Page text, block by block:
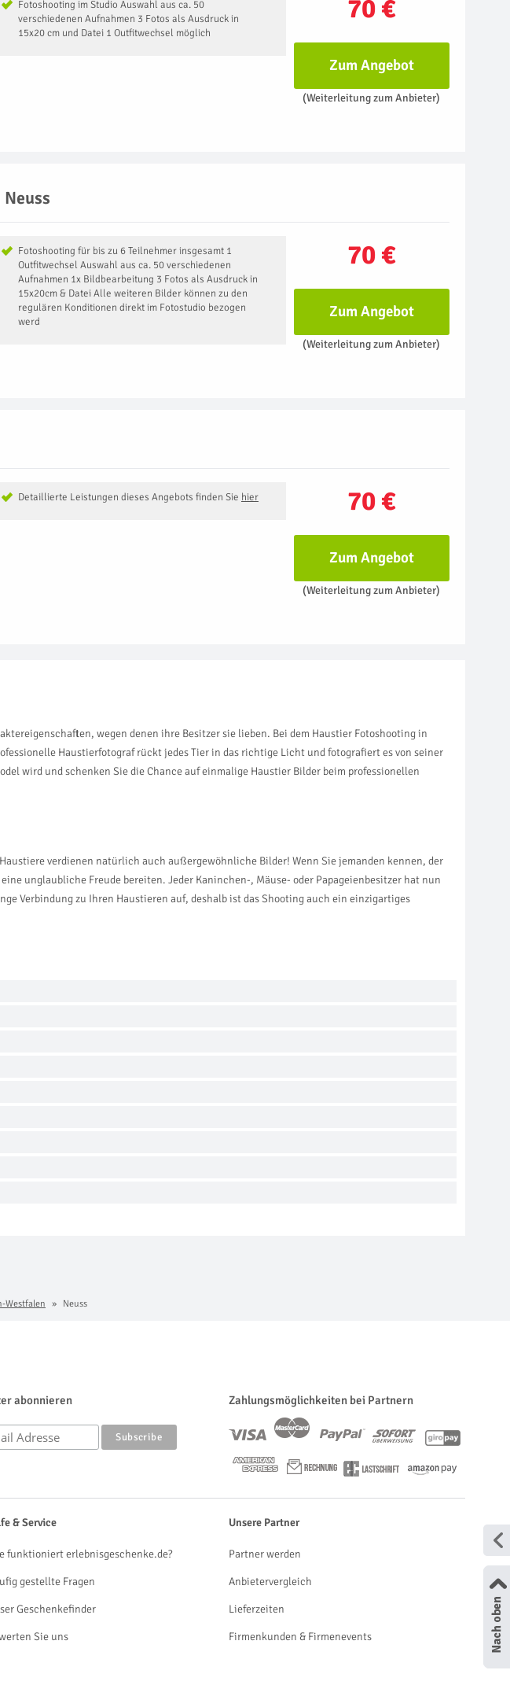
70 €
Fotoshooting im Studio Auswahl aus ca. 50
verschiedenen Aufnahmen 3 Fotos als Ausdruck in
15x20 cm und Datei 1 Outfitwechsel möglich
Zum Angebot
(Weiterleitung zum Anbieter)
70 €
Fotoshooting für bis zu 6 Teilnehmer insgesamt 1
Outfitwechsel Auswahl aus ca. 50 verschiedenen
Aufnahmen 1x Bildbearbeitung 3 Fotos als Ausdruck in
15x20cm & Datei Alle weiteren Bilder können zu den
regulären Konditionen direkt im Fotostudio bezogen
werd
Zum Angebot
(Weiterleitung zum Anbieter)
70 €
Detaillierte Leistungen dieses Angebots finden Sie hier
Zum Angebot
(Weiterleitung zum Anbieter)
wegen denen ihre Besitzer sie lieben. Bei dem Haustier Fotoshooting in
Haustierfotograf rückt jedes Tier in das richtige Licht und fotografiert es von seiner
wird und schenken Sie die Chance auf einmalige Haustier Bilder beim professionellen
verdienen natürlich auch außergewöhnliche Bilder! Wenn Sie jemanden kennen, der
unglaubliche Freude bereiten. Jeder Kaninchen-, Mäuse- oder Papageienbesitzer hat nun
Verbindung zu Ihren Haustieren auf, deshalb ist das Shooting auch ein einzigartiges
Westfalen Neuss
abonnieren Zahlungsmöglichkeiten bei Partnern
& Service
funktioniert erlebnisgeschenke.de?
gestellte Fragen
Geschenkefinder
Sie uns
Unsere Partner
Partner werden
Anbietervergleich
Lieferzeiten
Firmenkunden & Firmenevents